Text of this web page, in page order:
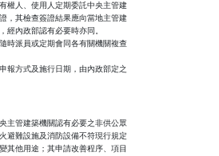
權人、使用人定期委託中央主管建
，其檢查簽證結果應向當地主管建
經內政部認有必要時亦同。
時派員或定期會同各有關機關複查
報方式及施行日期，由內政部定之
主管建築機關認有必要之非供公眾
避難設施及消防設備不符現行規定
其他用途；其申請改善程序、項目